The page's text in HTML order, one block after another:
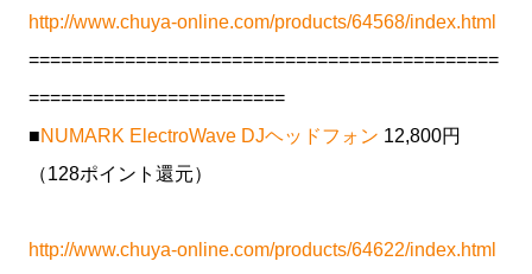
http://www.chuya-online.com/products/64568/index.html
============================================
========================
■NUMARK ElectroWave DJヘッドフォン 12,800円
（128ポイント還元）
http://www.chuya-online.com/products/64622/index.html